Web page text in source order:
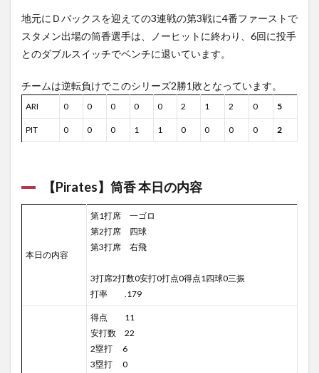
地元にＤバックスを迎えての3連戦の第3戦に4番ファーストで
スタメン出場の筒香選手は、ノーヒットに終わり、6回に投手
とのダブルスイッチでベンチに退いています。
チームは逆転負けでこのシリーズ2勝1敗となっています。
ARI 0 0 0 0 0 2 1 2 0 5
PIT 0 0 0 1 1 0 0 0 0 2
【Pirates】筒香 本日の内容
本日の内容
第1打席 一ゴロ
第2打席 四球
第3打席 右飛
3打席2打数0安打0打点0得点1四球0三振
打率 .179
得点 11
安打数 22
2塁打 6
3塁打 0